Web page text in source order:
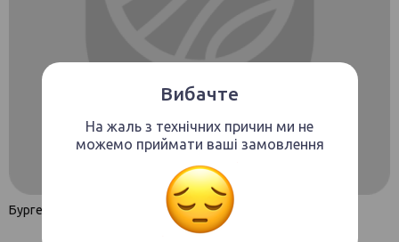
Вибачте
На жаль з технічних причин ми не
можемо приймати ваші замовлення
Бургер з Лососем